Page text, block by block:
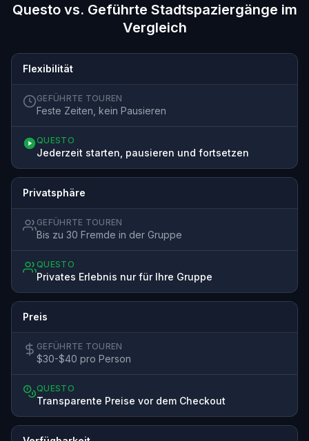
Questo vs. Geführte Stadtspaziergänge im
Vergleich
Flexibilität
GEFÜHRTE TOUREN
Feste Zeiten, kein Pausieren
QUESTO
Jederzeit starten, pausieren und fortsetzen
Privatsphäre
GEFÜHRTE TOUREN
Bis zu 30 Fremde in der Gruppe
QUESTO
Privates Erlebnis nur für Ihre Gruppe
Preis
GEFÜHRTE TOUREN
$30-$40 pro Person
QUESTO
Transparente Preise vor dem Checkout